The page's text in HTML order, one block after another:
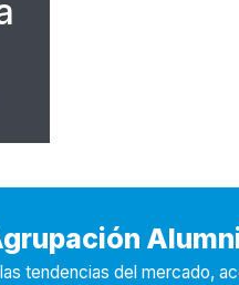
tendencias del mercado,